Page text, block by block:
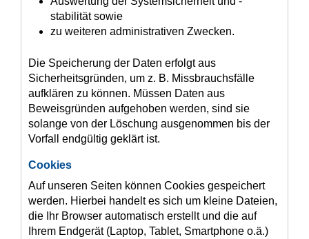
stabilität sowie
zu weiteren administrativen Zwecken.
Die Speicherung der Daten erfolgt aus
Sicherheitsgründen, um z. B. Missbrauchsfälle
aufklären zu können. Müssen Daten aus
Beweisgründen aufgehoben werden, sind sie
solange von der Löschung ausgenommen bis der
Vorfall endgültig geklärt ist.
Cookies
Auf unseren Seiten können Cookies gespeichert
werden. Hierbei handelt es sich um kleine Dateien,
die Ihr Browser automatisch erstellt und die auf
Ihrem Endgerät (Laptop, Tablet, Smartphone o.ä.)